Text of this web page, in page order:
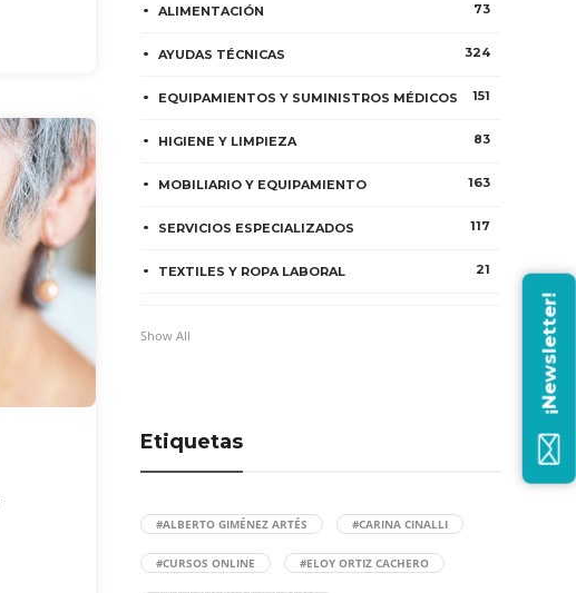
ALIMENTACIÓN
73
AYUDAS TÉCNICAS 324
EQUIPAMIENTOS Y SUMINISTROS MÉDICOS 151
HIGIENE Y LIMPIEZA 83
MOBILIARIO Y EQUIPAMIENTO 163
SERVICIOS ESPECIALIZADOS 117
TEXTILES Y ROPA LABORAL 21
Show All
Etiquetas
#ALBERTO GIMÉNEZ ARTÉS #CARINA CINALLI
#CURSOS ONLINE #ELOY ORTIZ CACHERO
¡Newsletter!